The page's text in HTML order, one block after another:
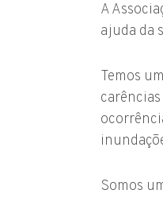
A
ajuda da
Temos
Somos